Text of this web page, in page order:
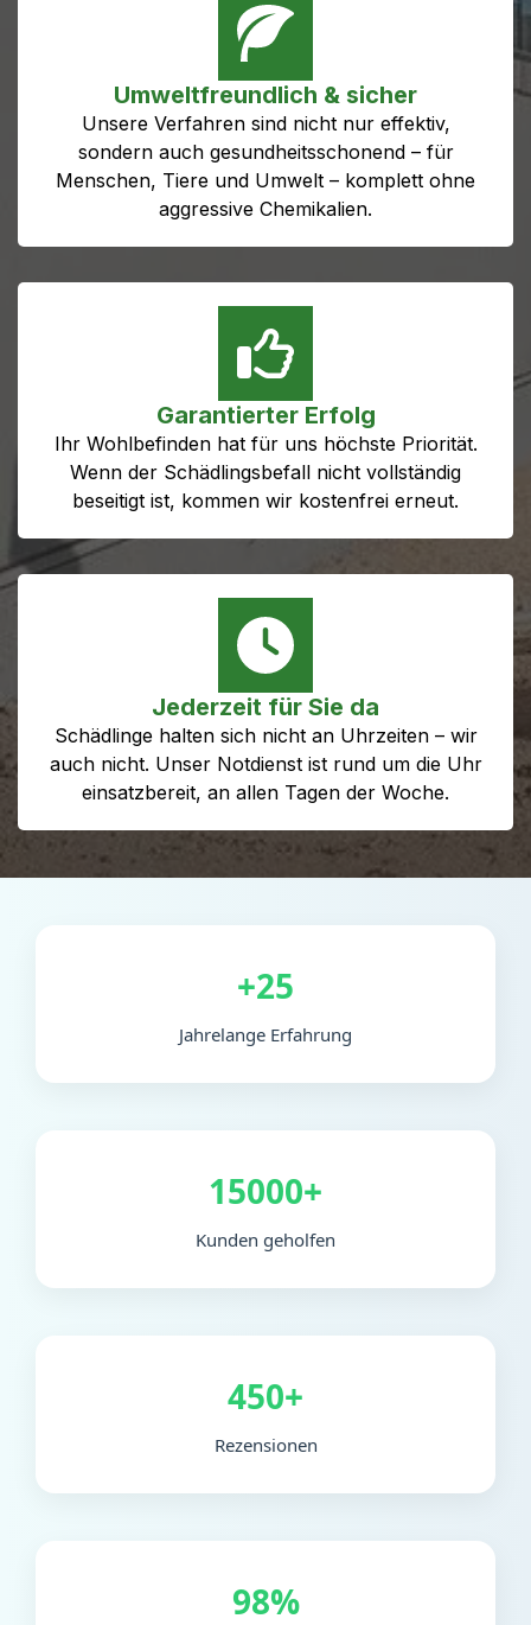
Umweltfreundlich & sicher
Unsere Verfahren sind nicht nur effektiv,
sondern auch gesundheitsschonend – für
Menschen, Tiere und Umwelt – komplett ohne
aggressive Chemikalien.
Garantierter Erfolg
Ihr Wohlbefinden hat für uns höchste Priorität.
Wenn der Schädlingsbefall nicht vollständig
beseitigt ist, kommen wir kostenfrei erneut.
Jederzeit für Sie da
Schädlinge halten sich nicht an Uhrzeiten – wir
auch nicht. Unser Notdienst ist rund um die Uhr
einsatzbereit, an allen Tagen der Woche.
+25
Jahrelange Erfahrung
15000+
Kunden geholfen
450+
Rezensionen
98%